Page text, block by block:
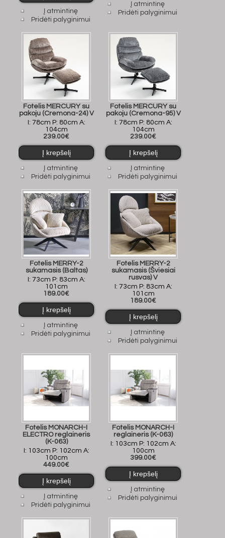
Į atmintinę
Pridėti palyginimui
Į atmintinę
Pridėti palyginimui
Fotelis MERCURY su
pakoju (Cremona-24) V
I: 78cm P: 80cm A:
104cm
239.00€
Į atmintinę
Pridėti palyginimui
Fotelis MERCURY su
pakoju (Cremona-95) V
I: 78cm P: 80cm A:
104cm
239.00€
Į atmintinę
Pridėti palyginimui
Fotelis MERRY-2
sukamasis (Baltas)
I: 73cm P: 83cm A:
101cm
189.00€
Į atmintinę
Pridėti palyginimui
Fotelis MERRY-2
sukamasis (Šviesiai
rusvas) V
I: 73cm P: 83cm A:
101cm
189.00€
Į atmintinę
Pridėti palyginimui
Fotelis MONARCH-I
ELECTRO reglaineris
(K-063)
I: 103cm P: 102cm A:
100cm
449.00€
Į atmintinę
Pridėti palyginimui
Fotelis MONARCH-I
reglaineris (K-063)
I: 103cm P: 102cm A:
100cm
399.00€
Į atmintinę
Pridėti palyginimui